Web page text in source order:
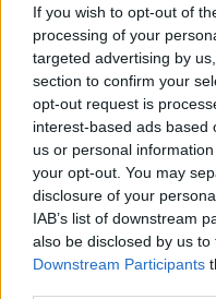
If you wish to opt-out of
processing of your
targeted advertising by
section to confirm your
opt-out request is
interest-based ads based
us or personal
your opt-out. You may
disclosure of your
IAB’s list of downstream
also be disclosed by us
Downstream Participants
projektjét). Viszont
hanem maga Harrison
napig mennek a
színészlegenda
Jonest. Ez odáig
látott napvilágot, ami
egy kvázi reboot